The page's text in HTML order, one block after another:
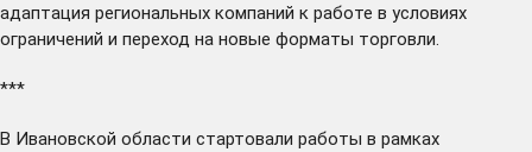
адаптация региональных компаний к работе в условиях
ограничений и переход на новые форматы торговли.
***
В Ивановской области стартовали работы в рамках